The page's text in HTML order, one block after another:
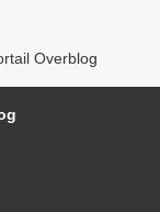
Overblog